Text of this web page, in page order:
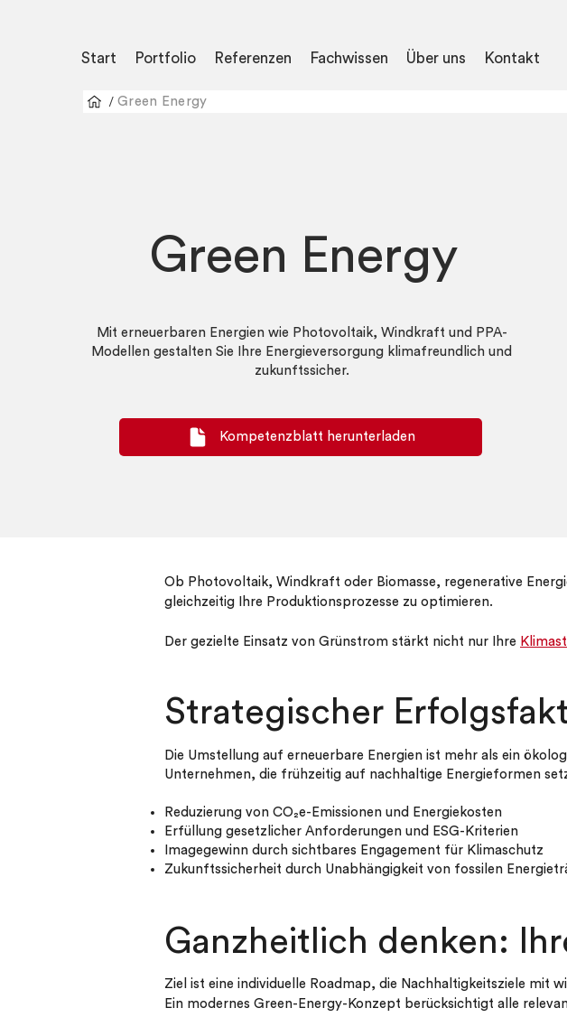
Start Portfolio Referenzen Fachwissen Über uns Kontakt
/ Green Energy
Green Energy
Mit erneuerbaren Energien wie Photovoltaik, Windkraft und PPA-
Modellen gestalten Sie Ihre Energieversorgung klimafreundlich und
zukunftssicher.
Kompetenzblatt herunterladen
Ob Photovoltaik, Windkraft oder Biomasse, regenerative
gleichzeitig Ihre Produktionsprozesse zu optimieren.
Der gezielte Einsatz von Grünstrom stärkt nicht nur Ihre
Strategischer
Die Umstellung auf erneuerbare Energien ist mehr als ein
Unternehmen, die frühzeitig auf nachhaltige Energieformen
Reduzierung von CO₂e-Emissionen und Energiekosten
Erfüllung gesetzlicher Anforderungen und ESG-Kriterien
Imagegewinn durch sichtbares Engagement für Klimaschutz
Zukunftssicherheit durch Unabhängigkeit von fossilen
Ganzheitlich denken:
Ziel ist eine individuelle Roadmap, die Nachhaltigkeitsziele mit
Ein modernes Green-Energy-Konzept berücksichtigt alle